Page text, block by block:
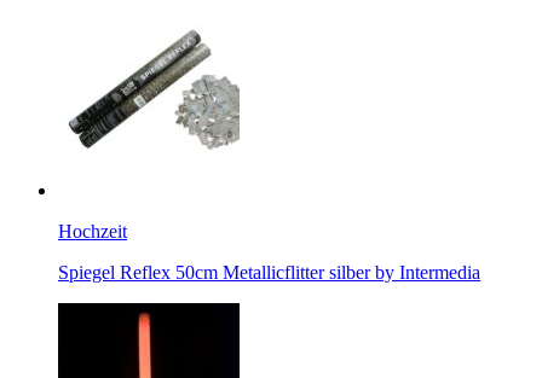
Hochzeit
Spiegel Reflex 50cm Metallicflitter silber by Intermedia